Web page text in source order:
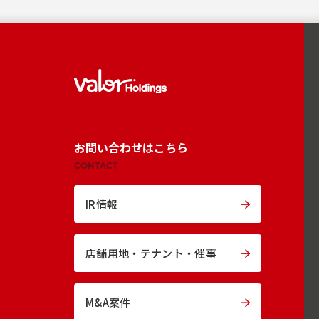
お問い合わせはこちら
CONTACT
IR情報
店舗用地・ テナント・催事
M&A案件